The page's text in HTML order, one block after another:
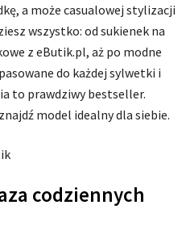
a może casualowej stylizacji
wszystko: od sukienek na
z eButik.pl, aż po modne
do każdej sylwetki i
to prawdziwy bestseller.
model idealny dla siebie.
codziennych